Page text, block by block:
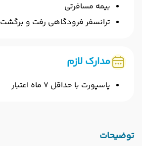
بیمه مسافرتی
ترانسفر فرودگاهی رفت و برگشت
مدارک لازم
پاسپورت با حداقل 7 ماه اعتبار
توضیحات